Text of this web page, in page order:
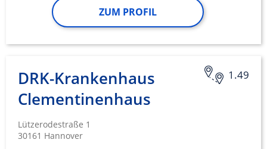
ZUM PROFIL
1.49
DRK-Krankenhaus
Clementinenhaus
Lützerodestraße 1
30161 Hannover